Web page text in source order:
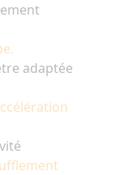
adaptée